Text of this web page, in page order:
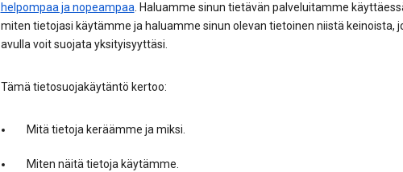
helpompaa ja nopeampaa. Haluamme sinun tietävän palveluitamme
miten tietojasi käytämme ja haluamme sinun olevan tietoinen niistä keinoista,
avulla voit suojata yksityisyyttäsi.
Tämä tietosuojakäytäntö kertoo:
Mitä tietoja keräämme ja miksi.
Miten näitä tietoja käytämme.